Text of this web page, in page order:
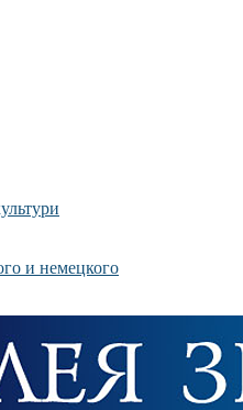
и немецкого